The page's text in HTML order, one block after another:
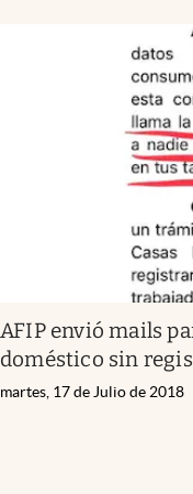
AFIP envió mails
doméstico sin
martes, 17 de Julio de 2018